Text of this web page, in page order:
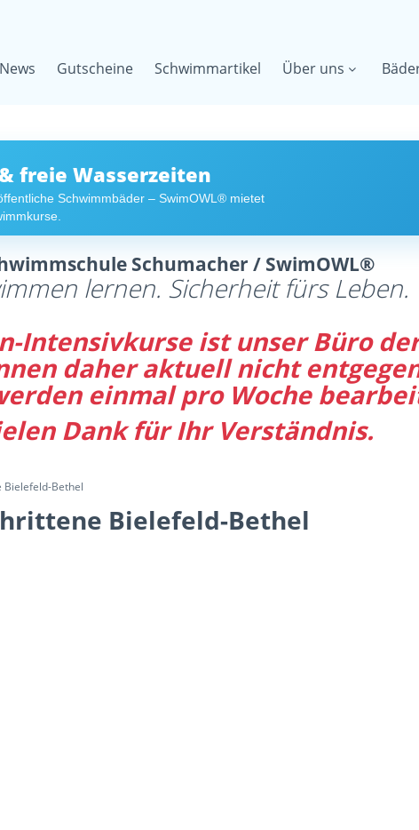
News Gutscheine Schwimmartikel Über uns
freie Wasserzeiten
Schwimmbäder – SwimOWL® mietet
Schumacher / SwimOWL®
lernen. Sicherheit fürs Leben.
Intensivkurse ist unser Büro
daher aktuell nicht
einmal pro Woche
Dank für Ihr Verständnis.
Bielefeld-Bethel
Bielefeld-Bethel